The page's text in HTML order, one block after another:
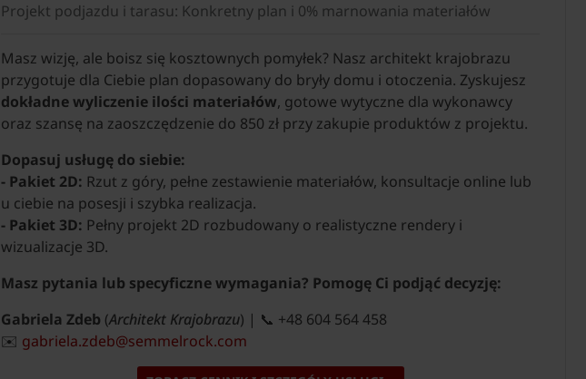
Projekt podjazdu i tarasu: Konkretny plan i 0% marnowania materiałów
Masz wizję, ale boisz się kosztownych pomyłek? Nasz architekt krajobrazu
przygotuje dla Ciebie plan dopasowany do bryły domu i otoczenia. Zyskujesz
dokładne wyliczenie ilości materiałów, gotowe wytyczne dla wykonawcy
oraz szansę na zaoszczędzenie do 850 zł przy zakupie produktów z projektu.
Dopasuj usługę do siebie:
- Pakiet 2D: Rzut z góry, pełne zestawienie materiałów, konsultacje online lub
u ciebie na posesji i szybka realizacja.
- Pakiet 3D: Pełny projekt 2D rozbudowany o realistyczne rendery i
wizualizacje 3D.
Masz pytania lub specyficzne wymagania? Pomogę Ci podjąć decyzję:
Gabriela Zdeb (Architekt Krajobrazu) | 📞 +48 604 564 458
✉️ gabriela.zdeb@semmelrock.com